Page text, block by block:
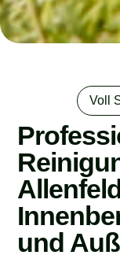
Voll
und